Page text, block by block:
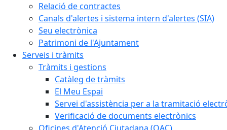
Relació de contractes
Canals d'alertes i sistema intern d'alertes (SIA)
Seu electrònica
Patrimoni de l'Ajuntament
Serveis i tràmits
Tràmits i gestions
Catàleg de tràmits
El Meu Espai
Servei d'assistència per a la tramitació
Verificació de documents electrònics